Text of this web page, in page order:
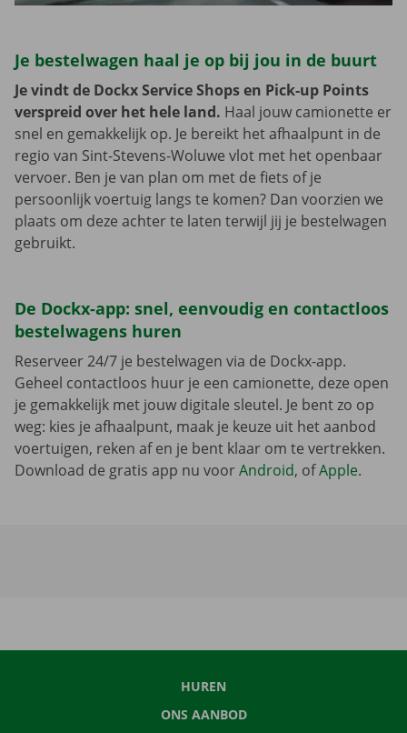
Je bestelwagen haal je op bij jou in de buurt
Je vindt de Dockx Service Shops en Pick-up Points
verspreid over het hele land. Haal jouw camionette er
snel en gemakkelijk op. Je bereikt het afhaalpunt in de
regio van Sint-Stevens-Woluwe vlot met het openbaar
vervoer. Ben je van plan om met de fiets of je
persoonlijk voertuig langs te komen? Dan voorzien we
plaats om deze achter te laten terwijl jij je bestelwagen
gebruikt.
De Dockx-app: snel, eenvoudig en contactloos
bestelwagens huren
Reserveer 24/7 je bestelwagen via de Dockx-app.
Geheel contactloos huur je een camionette, deze open
je gemakkelijk met jouw digitale sleutel. Je bent zo op
weg: kies je afhaalpunt, maak je keuze uit het aanbod
voertuigen, reken af en je bent klaar om te vertrekken.
Download de gratis app nu voorAndroid, ofApple.
HUREN
ONS AANBOD